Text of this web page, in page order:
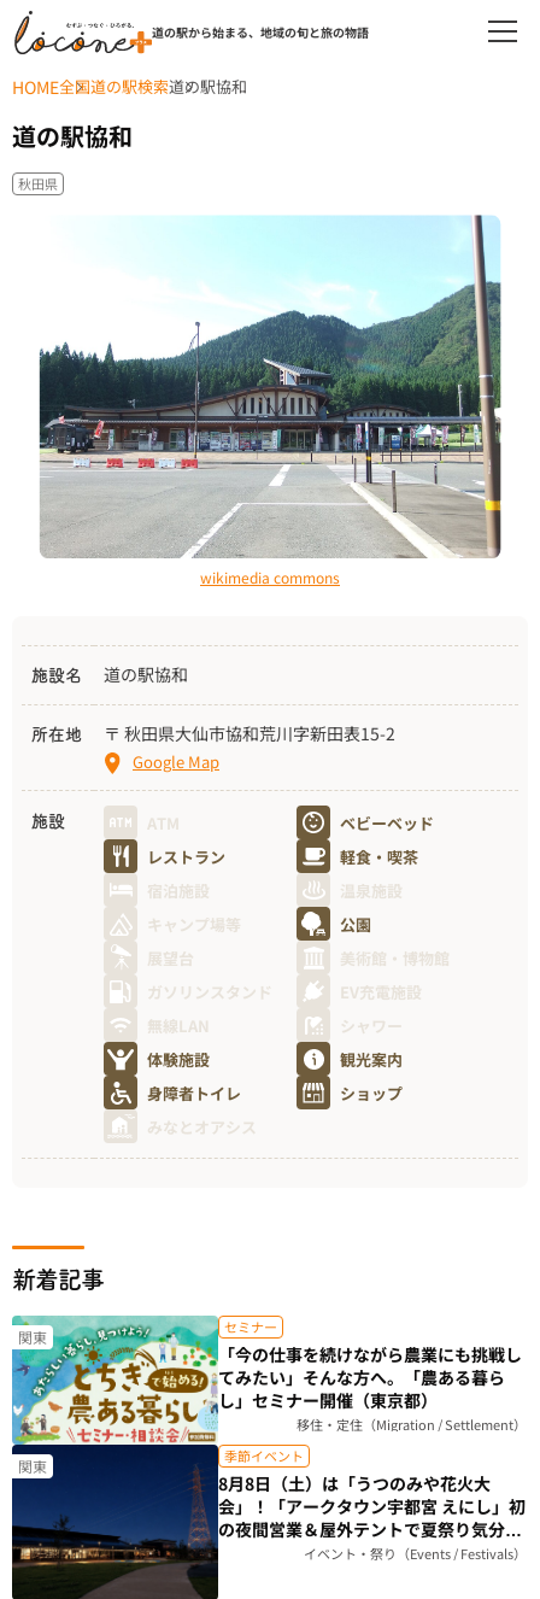
道の駅から始まる、地域の旬と旅の物語
HOME全国道の駅検索道の駅協和
道の駅協和
秋田県
wikimedia commons
施設名 道の駅協和
所在地 〒 秋田県大仙市協和荒川字新田表15-2
Google Map
施設 ATM
ベビーベッド
レストラン
軽食・喫茶
宿泊施設
温泉施設
キャンプ場等
公園
展望台
美術館・博物館
ガソリンスタンド
EV充電施設
無線LAN
シャワー
体験施設
観光案内
身障者トイレ
ショップ
みなとオアシス
新着記事
関東 セミナー
「今の仕事を続けながら農業にも挑戦し
てみたい」そんな方へ。「農ある暮ら
し」セミナー開催（東京都）
移住・定住（Migration / Settlement）
関東 季節イベント
8月8日（土）は「うつのみや花火大
会」！「アークタウン宇都宮 えにし」初
の夜間営業＆屋外テントで夏祭り気分を
楽しもう（栃木県）イベント・祭り（Events / Festivals）